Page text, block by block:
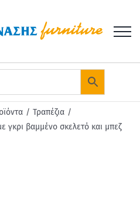
Τραπέζια
γκρι βαμμένο σκελετό και μπεζ